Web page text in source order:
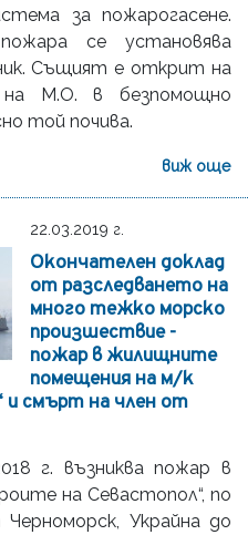
за пожарогасене.
се установява
Същият е открит на
на М.О. в безпомощно
той почива.
виж още
22.03.2019 г.
Окончателен доклад
от разследването на
много тежко морско
произшествие -
пожар в жилищните
помещения на м/к
и смърт на член от
г. възниква пожар в
на Севастопол“, по
Украйна до